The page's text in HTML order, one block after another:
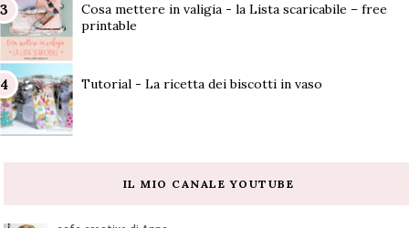
Cosa mettere in valigia - la Lista scaricabile – free
printable
Tutorial - La ricetta dei biscotti in vaso
IL MIO CANALE YOUTUBE